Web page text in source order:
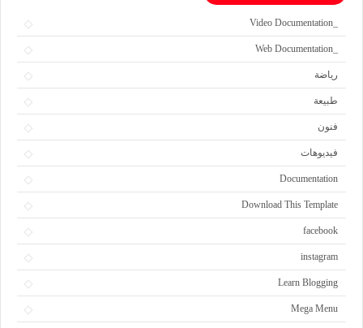
رياضة
طبيعة
فنون
فيديوهات
Documentation
Download This Template
facebook
instagram
Learn Blogging
Mega Menu